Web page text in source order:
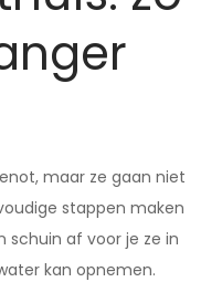
maar ze gaan niet
stappen maken
schuin af voor je ze in
kan opnemen.